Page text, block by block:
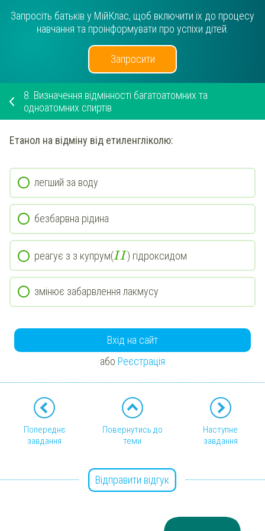
Запросіть батьків у МійКлас, щоб включити їх до процесу
навчання та проінформувати про успіхи дітей.
Запросити
8. Визначення відмінності багатоатомних та
одноатомних спиртів
Етанол на відміну від етиленгліколю:
легший за воду
безбарвна рідина
реагує з з купрум(II) гідроксидом
змінює забарвлення лакмусу
Вхід на сайт
або Реєстрація
Попереднє
завдання
Повернутись до
теми
Наступне
завдання
Відправити відгук